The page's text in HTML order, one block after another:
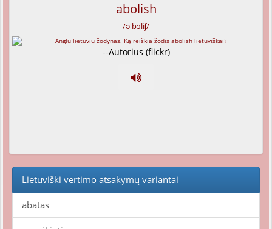
abolish
/ə'bɔliʃ/
--Autorius (flickr)
Lietuviški vertimo atsakymų variantai
abatas